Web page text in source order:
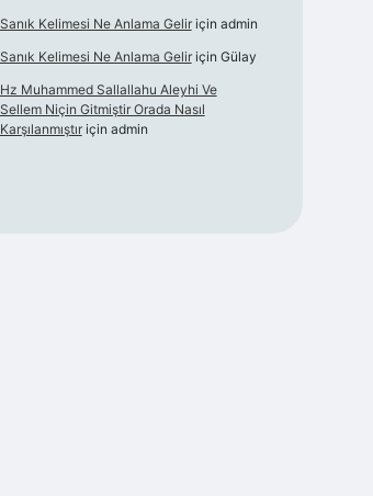
Sanık Kelimesi Ne Anlama Geliriçin admin
Sanık Kelimesi Ne Anlama Geliriçin Gülay
Hz Muhammed Sallallahu Aleyhi Ve
Sellem Niçin Gitmiştir Orada Nasıl
Karşılanmıştıriçin admin